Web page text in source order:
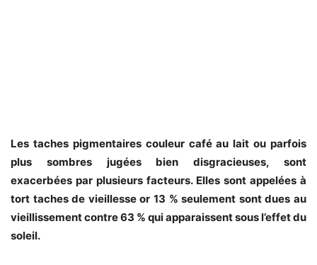
Les taches pigmentaires couleur café au lait ou parfois
plus sombres jugées bien disgracieuses, sont
exacerbées par plusieurs facteurs. Elles sont appelées à
tort taches de vieillesse or 13 % seulement sont dues au
vieillissement contre 63 % qui apparaissent sous l’effet du
soleil.